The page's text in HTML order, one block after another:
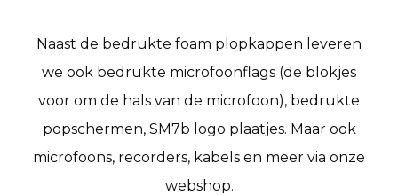
Naast de bedrukte foam plopkappen leveren
we ook bedrukte microfoonflags (de blokjes
voor om de hals van de microfoon), bedrukte
popschermen, SM7b logo plaatjes. Maar ook
microfoons, recorders, kabels en meer via onze
webshop.